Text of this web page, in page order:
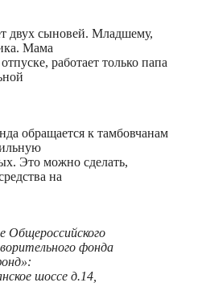
двух сыновей. Младшему,
Мама
работает только папа
обращается к тамбовчанам
Это можно сделать,
на
Общероссийского
фонда
шоссе д.14,